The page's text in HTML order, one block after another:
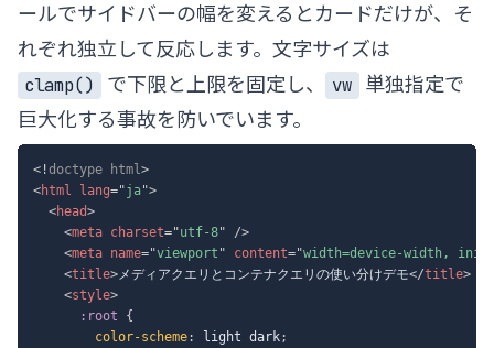
ールでサイドバーの幅を変えるとカードだけが、そ
れぞれ独立して反応します。文字サイズは
clamp()
で下限と上限を固定し、 vw
単独指定で
巨大化する事故を防いでいます。
<!doctype html>
<html lang="ja">
<head>
<meta charset="utf-8"
/>
<meta name="viewport " content="width=device-width,
<title>メディアクエリとコンテナクエリの使い分けデモ</title>
<style>
:root
{
color-scheme: light dark;